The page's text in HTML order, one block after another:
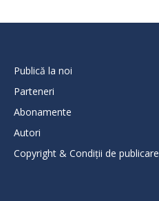
Publică la noi
Parteneri
Abonamente
Autori
Copyright & Condiții de publicare